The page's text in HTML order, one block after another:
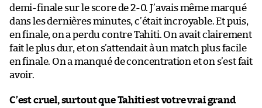
demi-finale sur le score de 2-0. J’avais même marqué
dans les dernières minutes, c’était incroyable. Et puis,
en finale, on a perdu contre Tahiti. On avait clairement
fait le plus dur, et on s’attendait à un match plus facile
en finale. On a manqué de concentration et on s’est fait
avoir.
C’est cruel, surtout que Tahiti est votre vrai grand